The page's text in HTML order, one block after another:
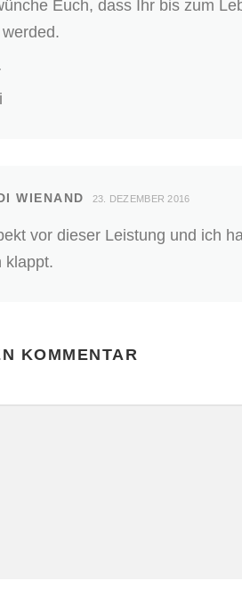
Euch, dass Ihr bis zum
WIENAND 23. DEZEMBER 2016
vor dieser Leistung und ich
klappt.
KOMMENTAR